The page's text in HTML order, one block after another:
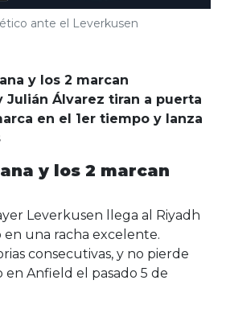
ante el Leverkusen
y los 2 marcan
Julián Álvarez tiran a puerta
en el 1er tiempo y lanza
y los 2 marcan
Leverkusen llega al Riyadh
una racha excelente.
consecutivas, y no pierde
en Anfield el pasado 5 de